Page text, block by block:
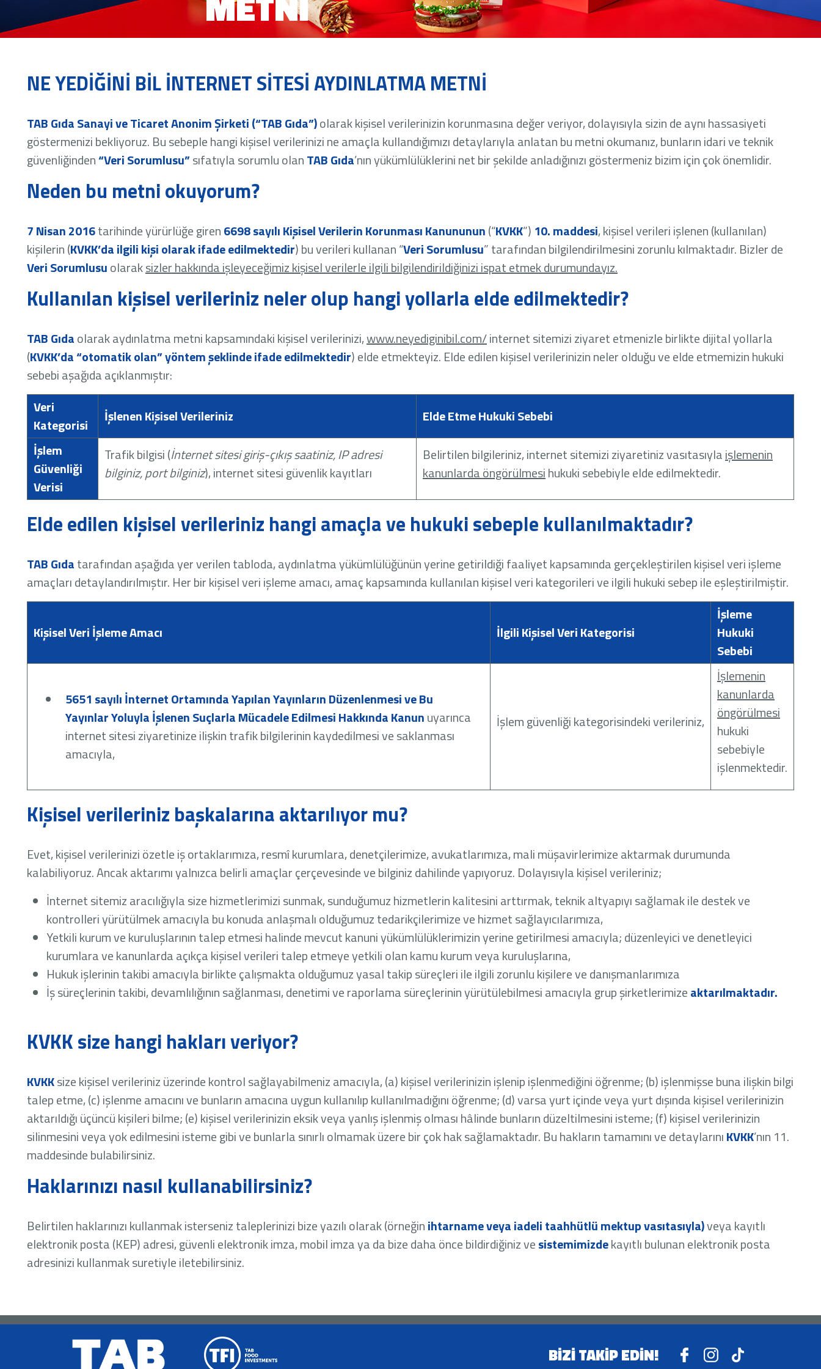
NE YEDİĞİNİ BİL İNTERNET SİTESİ AYDINLATMA METNİ
TAB Gıda Sanayi ve Ticaret Anonim Şirketi (“TAB Gıda”)olarak kişisel verilerinizin korunmasına değer veriyor, dolayısıyla sizin de aynı hassasiyeti
göstermenizi bekliyoruz. Bu sebeple hangi kişisel verilerinizi ne amaçla kullandığımızı detaylarıyla anlatan bu metni okumanız, bunların idari ve teknik
güvenliğinden“Veri Sorumlusu”sıfatıyla sorumlu olanTAB Gıda’nın yükümlülüklerini net bir şekilde anladığınızı göstermeniz bizim için çok önemlidir.
Neden bu metni okuyorum?
7 Nisan 2016tarihinde yürürlüğe giren6698 sayılı Kişisel Verilerin Korunması Kanununun(“KVKK”) 10. maddesi, kişisel verileri işlenen (kullanılan)
kişilerin (KVKK’da ilgili kişi olarak ifade edilmektedir) bu verileri kullanan “Veri Sorumlusu” tarafından bilgilendirilmesini zorunlu kılmaktadır. Bizler de
Veri Sorumlusuolaraksizler hakkında işleyeceğimiz kişisel verilerle ilgili bilgilendirildiğinizi ispat etmek durumundayız.
Kullanılan kişisel verileriniz neler olup hangi yollarla elde edilmektedir?
TAB Gıdaolarak aydınlatma metni kapsamındaki kişisel verilerinizi,www.neyediginibil.com/internet sitemizi ziyaret etmenizle birlikte dijital yollarla
(KVKK’da “otomatik olan” yöntem şeklinde ifade edilmektedir) elde etmekteyiz. Elde edilen kişisel verilerinizin neler olduğu ve elde etmemizin hukuki
sebebi aşağıda açıklanmıştır:
Veri
Kategorisi
İşlenen Kişisel Verileriniz
Elde Etme Hukuki Sebebi
İşlem
Güvenliği
Verisi
Trafik bilgisi (İnternet sitesi giriş-çıkış saatiniz, IP adresi
bilginiz, port bilginiz), internet sitesi güvenlik kayıtları
Belirtilen bilgileriniz, internet sitemizi ziyaretiniz vasıtasıylaişlemenin
kanunlarda öngörülmesihukuki sebebiyle elde edilmektedir.
Elde edilen kişisel verileriniz hangi amaçla ve hukuki sebeple kullanılmaktadır?
TAB Gıdatarafından aşağıda yer verilen tabloda, aydınlatma yükümlülüğünün yerine getirildiği faaliyet kapsamında gerçekleştirilen kişisel veri işleme
amaçları detaylandırılmıştır. Her bir kişisel veri işleme amacı, amaç kapsamında kullanılan kişisel veri kategorileri ve ilgili hukuki sebep ile eşleştirilmiştir.
Kişisel Veri İşleme Amacı İlgili Kişisel Veri Kategorisi
İşleme
Hukuki
Sebebi
5651 sayılı İnternet Ortamında Yapılan Yayınların Düzenlenmesi ve Bu
Yayınlar Yoluyla İşlenen Suçlarla Mücadele Edilmesi Hakkında Kanunuyarınca
internet sitesi ziyaretinize ilişkin trafik bilgilerinin kaydedilmesi ve saklanması
amacıyla,
İşlem güvenliği kategorisindeki verileriniz,
İşlemenin
kanunlarda
öngörülmesi
hukuki
sebebiyle
işlenmektedir.
Kişisel verileriniz başkalarına aktarılıyor mu?
Evet, kişisel verilerinizi özetle iş ortaklarımıza, resmî kurumlara, denetçilerimize, avukatlarımıza, mali müşavirlerimize aktarmak durumunda
kalabiliyoruz. Ancak aktarımı yalnızca belirli amaçlar çerçevesinde ve bilginiz dahilinde yapıyoruz. Dolayısıyla kişisel verileriniz;
İnternet sitemiz aracılığıyla size hizmetlerimizi sunmak, sunduğumuz hizmetlerin kalitesini arttırmak, teknik altyapıyı sağlamak ile destek ve
kontrolleri yürütülmek amacıyla bu konuda anlaşmalı olduğumuz tedarikçilerimize ve hizmet sağlayıcılarımıza,
Yetkili kurum ve kuruluşlarının talep etmesi halinde mevcut kanuni yükümlülüklerimizin yerine getirilmesi amacıyla; düzenleyici ve denetleyici
kurumlara ve kanunlarda açıkça kişisel verileri talep etmeye yetkili olan kamu kurum veya kuruluşlarına,
Hukuk işlerinin takibi amacıyla birlikte çalışmakta olduğumuz yasal takip süreçleri ile ilgili zorunlu kişilere ve danışmanlarımıza
İş süreçlerinin takibi, devamlılığının sağlanması, denetimi ve raporlama süreçlerinin yürütülebilmesi amacıyla grup şirketlerimizeaktarılmaktadır.
KVKK size hangi hakları veriyor?
KVKKsize kişisel verileriniz üzerinde kontrol sağlayabilmeniz amacıyla, (a) kişisel verilerinizin işlenip işlenmediğini öğrenme; (b) işlenmişse buna ilişkin bilgi
talep etme, (c) işlenme amacını ve bunların amacına uygun kullanılıp kullanılmadığını öğrenme; (d) varsa yurt içinde veya yurt dışında kişisel verilerinizin
aktarıldığı üçüncü kişileri bilme; (e) kişisel verilerinizin eksik veya yanlış işlenmiş olması hâlinde bunların düzeltilmesini isteme; (f) kişisel verilerinizin
silinmesini veya yok edilmesini isteme gibi ve bunlarla sınırlı olmamak üzere bir çok hak sağlamaktadır. Bu hakların tamamını ve detaylarınıKVKK’nın 11.
maddesinde bulabilirsiniz.
Haklarınızı nasıl kullanabilirsiniz?
Belirtilen haklarınızı kullanmak isterseniz taleplerinizi bize yazılı olarak (örneğinihtarname veya iadeli taahhütlü mektup vasıtasıyla)veya kayıtlı
elektronik posta (KEP) adresi, güvenli elektronik imza, mobil imza ya da bize daha önce bildirdiğiniz vesistemimizdekayıtlı bulunan elektronik posta
adresinizi kullanmak suretiyle iletebilirsiniz.
BİZİ TAKİP EDİN!